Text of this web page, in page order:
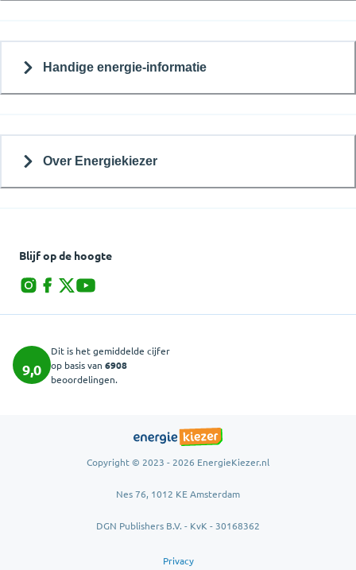
Handige energie-informatie
Over Energiekiezer
Blijf op de hoogte
9,0
Dit is het gemiddelde cijfer
op basis van 6908
beoordelingen.
Copyright © 2023 - 2026 EnergieKiezer.nl
Nes 76, 1012 KE Amsterdam
DGN Publishers B.V. - KvK - 30168362
Privacy